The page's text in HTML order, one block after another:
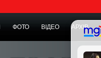
ФОТО ВІДЕО АРХІВ